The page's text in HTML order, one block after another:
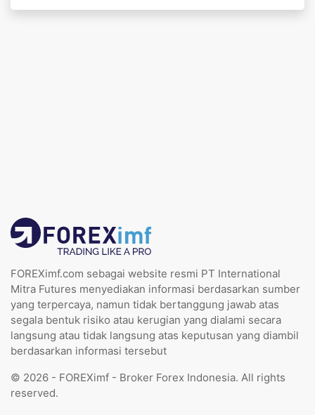
FOREXimf.com sebagai website resmi PT International
Mitra Futures menyediakan informasi berdasarkan sumber
yang terpercaya, namun tidak bertanggung jawab atas
segala bentuk risiko atau kerugian yang dialami secara
langsung atau tidak langsung atas keputusan yang diambil
berdasarkan informasi tersebut
© 2026 - FOREXimf - Broker Forex Indonesia. All rights
reserved.